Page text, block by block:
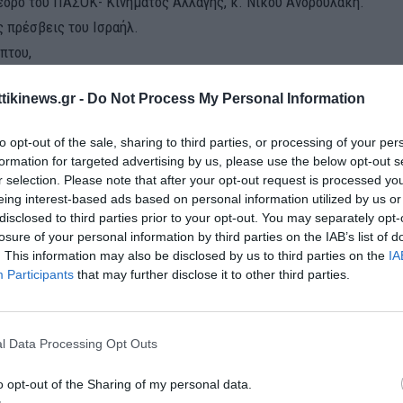
- Do Not Process My Personal Information
opt-out of the sale, sharing to third parties, or processing of your
for targeted advertising by us, please use the below opt-out
selection. Please note that after your opt-out request is processed
interest-based ads based on personal information utilized by us
to third parties prior to your opt-out. You may separately
of your personal information by third parties on the IAB’s list of
This information may also be disclosed by us to third parties on the
Participants that may further disclose it to other third parties.
Data Processing Opt Outs
opt-out of the Sharing of my personal data.
πρέσβεις του Ισραήλ.
Βασιλείου,
,
Αραβικών Εμιράτων
Πολιτειών της Αμερικής
του Αμερικανικού Πανεπιστημίου Webster Athens Πρύτανη